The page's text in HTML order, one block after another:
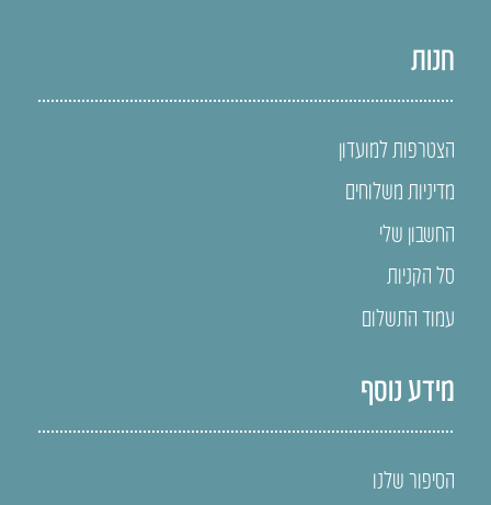
חנות
הצטרפות למועדון
מדיניות משלוחים
החשבון שלי
סל הקניות
עמוד התשלום
מידע נוסף
הסיפור שלנו